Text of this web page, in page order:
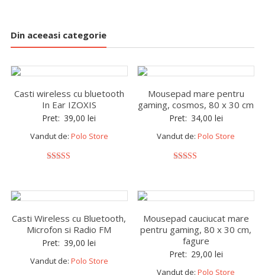
Din aceeasi categorie
Casti wireless cu bluetooth
In Ear IZOXIS
Pret: 39,00lei
Vandut de: Polo Store
Mousepad mare pentru
gaming, cosmos, 80 x 30 cm
Pret: 34,00 lei
Vandut de:Polo Store
Casti Wireless cu Bluetooth,
Microfon si Radio FM
Pret: 39,00lei
Vandut de: Polo Store
Mousepad cauciucat mare
pentru gaming, 80 x 30 cm,
fagure
Pret: 29,00 lei
Vandut de:Polo Store